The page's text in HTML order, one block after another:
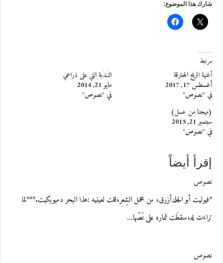
شارك هذا الموضوع:
مرتبط
أغنية الريح المحترقة
أغسطس 17, 2017
في "نصوص"
النَـدَبة التي على ذراعي
مايو 21, 2014
في "نصوص"
(ميجنا من عسل)
سبتمبر 21, 2015
في "نصوص"
إقرأ أيضاً
نصوص
*فيوليت أبو الجلدأزرق، من مخمل الشِعر،قلت لعينيه :هذا البحر دميوبكيت.***لما
تراءَت له،سقطَت ثماره على نَصّها…
نصوص